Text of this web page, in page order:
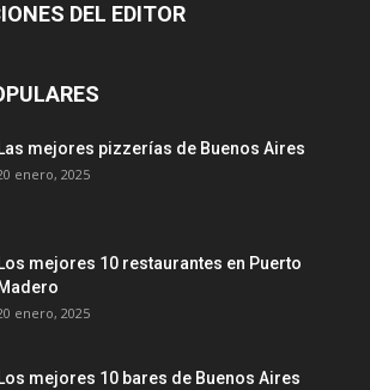
DEL EDITOR
Las mejores pizzerías de Buenos Aires
enero, 2025
Los mejores 10 restaurantes en Puerto
Madero
enero, 2025
Los mejores 10 bares de Buenos Aires